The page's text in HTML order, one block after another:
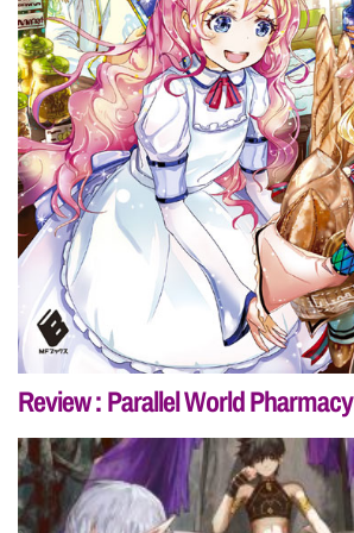
Review : Parallel World Pharmacy